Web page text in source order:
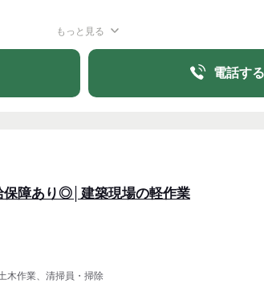
もっと見る
電話する
保障あり◎│建築現場の軽作業
木作業、清掃員・掃除